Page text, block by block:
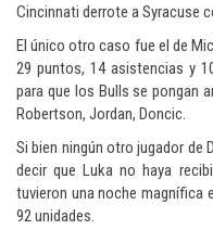
Cincinnati derrote a Syracuse
El único otro caso fue el de
29 puntos, 14 asistencias y
para que los Bulls se pongan
Robertson, Jordan, Doncic.
Si bien ningún otro jugador de
decir que Luka no haya
tuvieron una noche magnífica
92 unidades.